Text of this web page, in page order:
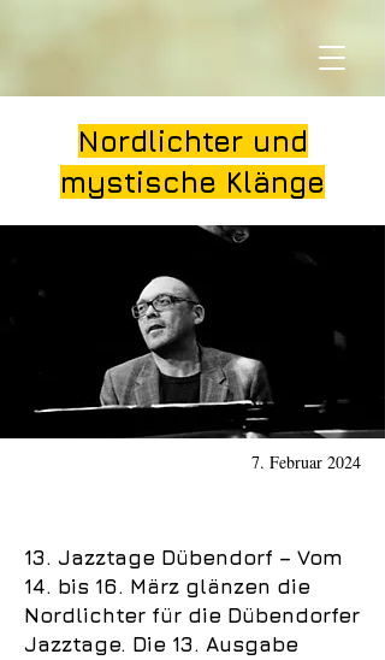
Nordlichter und
mystische Klänge
7. Februar 2024
13. Jazztage Dübendorf – Vom
14. bis 16. März glänzen die
Nordlichter für die Dübendorfer
Jazztage. Die 13. Ausgabe